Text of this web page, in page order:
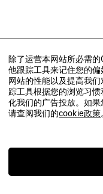
除了运营本网站所必需
他跟踪工具来记住您的
网站的性能以及提高我
踪工具根据您的浏览习
化我们的广告投放。如
请查阅我们的cookie政策